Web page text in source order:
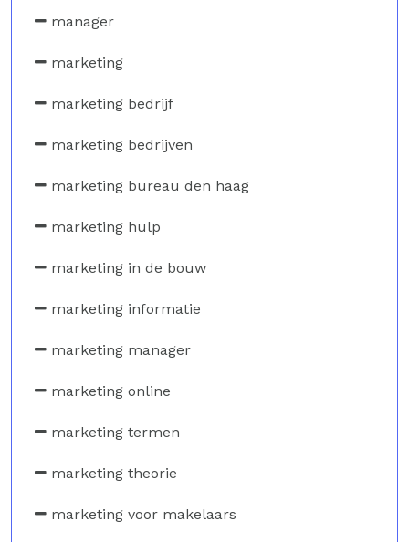
manager
marketing
marketing bedrijf
marketing bedrijven
marketing bureau den haag
marketing hulp
marketing in de bouw
marketing informatie
marketing manager
marketing online
marketing termen
marketing theorie
marketing voor makelaars